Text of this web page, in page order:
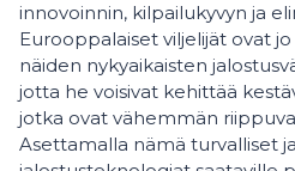
innovoinnin, kilpailukyvyn ja
Eurooppalaiset viljelijät ovat
näiden nykyaikaisten
jotta he voisivat kehittää
jotka ovat vähemmän
Asettamalla nämä turvalliset